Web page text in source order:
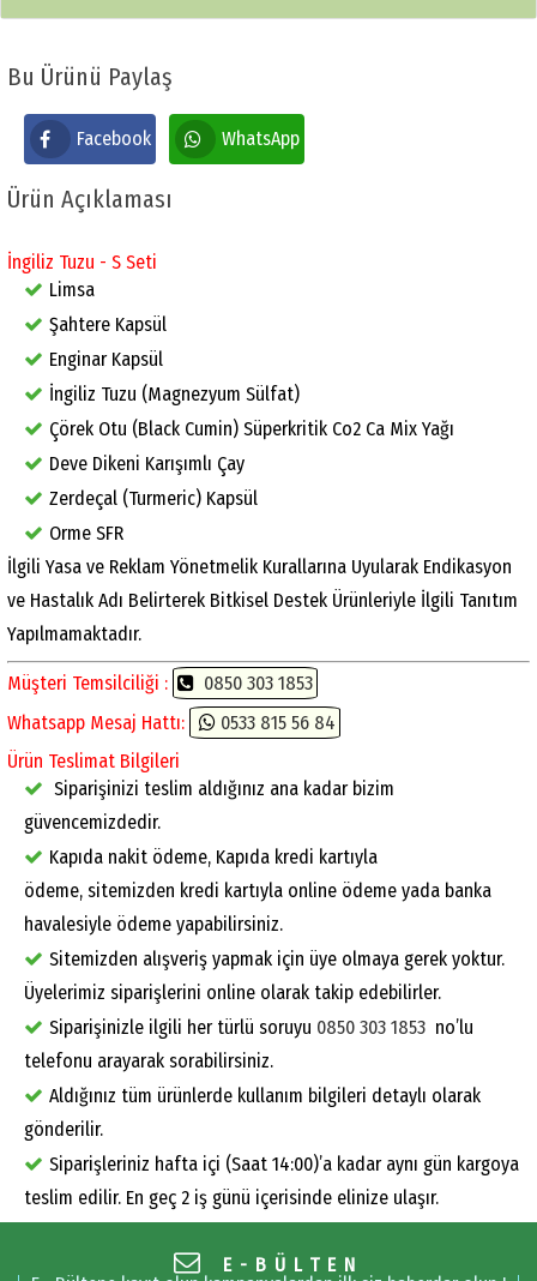
Bu Ürünü Paylaş
Facebook WhatsApp
Ürün Açıklaması
İngiliz Tuzu - S Seti
Limsa
Şahtere Kapsül
Enginar Kapsül
İngiliz Tuzu (Magnezyum Sülfat)
Çörek Otu (Black Cumin) Süperkritik Co2 Ca Mix Yağı
Deve Dikeni Karışımlı Çay
Zerdeçal (Turmeric) Kapsül
Orme SFR
İlgili Yasa ve Reklam Yönetmelik Kurallarına Uyularak Endikasyon
ve Hastalık Adı Belirterek Bitkisel Destek Ürünleriyle İlgili Tanıtım
Yapılmamaktadır.
Müşteri Temsilciliği :
0850 303 1853
Whatsapp Mesaj Hattı:
0533 815 56 84
Ürün Teslimat Bilgileri
Siparişinizi teslim aldığınız ana kadar bizim
güvencemizdedir.
Kapıda nakit ödeme, Kapıda kredi kartıyla
ödeme, sitemizden kredi kartıyla online ödeme yada banka
havalesiyle ödeme yapabilirsiniz.
Sitemizden alışveriş yapmak için üye olmaya gerek yoktur.
Üyelerimiz siparişlerini online olarak takip edebilirler.
Siparişinizle ilgili her türlü soruyu 0850 303 1853 no’lu
telefonu arayarak sorabilirsiniz.
Aldığınız tüm ürünlerde kullanım bilgileri detaylı olarak
gönderilir.
Siparişleriniz hafta içi (Saat 14:00)’a kadar aynı gün kargoya
teslim edilir. En geç 2 iş günü içerisinde elinize ulaşır.
E-BÜLTEN